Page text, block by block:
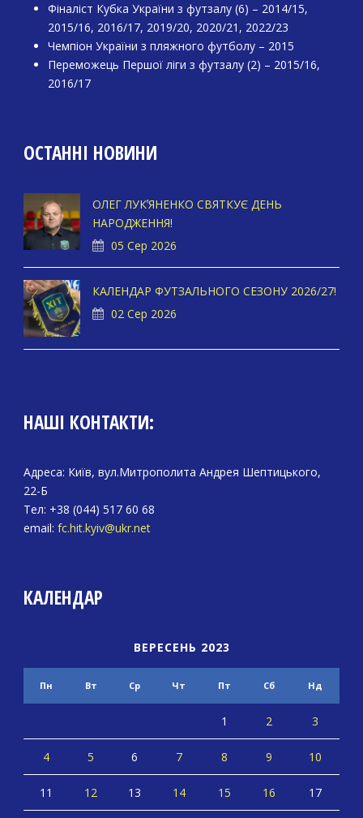
Фіналіст Кубка України з футзалу (6) – 2014/15,
2015/16, 2016/17, 2019/20, 2020/21, 2022/23
Чемпіон України з пляжного футболу – 2015
Переможець Першої ліги з футзалу (2) – 2015/16,
2016/17
ОСТАННІ НОВИНИ
ОЛЕГ ЛУКʼЯНЕНКО СВЯТКУЄ ДЕНЬ
НАРОДЖЕННЯ!
05 Сер 2026
КАЛЕНДАР ФУТЗАЛЬНОГО СЕЗОНУ 2026/27!
02 Сер 2026
НАШІ КОНТАКТИ:
Адреса: Київ, вул.Митрополита Андрея Шептицького,
22-Б
Тел: +38 (044) 517 60 68
email: fc.hit.kyiv@ukr.net
КАЛЕНДАР
ВЕРЕСЕНЬ 2023
Пн Вт Ср Чт Пт Сб Нд
1 2 3
4 5 6 7 8 9 10
11 12 13 14 15 16 17